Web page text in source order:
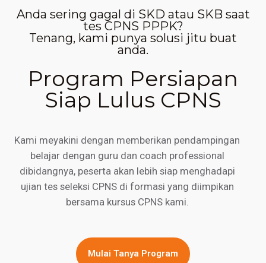
Anda sering gagal di SKD atau SKB saat
tes CPNS PPPK?
Tenang, kami punya solusi jitu buat
anda.
Program Persiapan
Siap Lulus CPNS
Kami meyakini dengan memberikan pendampingan
belajar dengan guru dan coach professional
dibidangnya, peserta akan lebih siap menghadapi
ujian tes seleksi CPNS di formasi yang diimpikan
bersama kursus CPNS kami.
Mulai Tanya Program